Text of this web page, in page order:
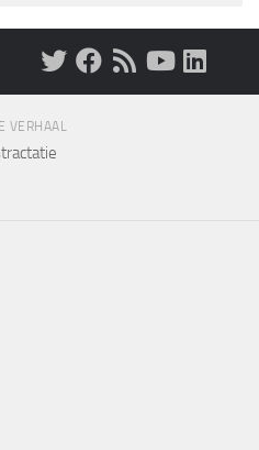
VERHAAL